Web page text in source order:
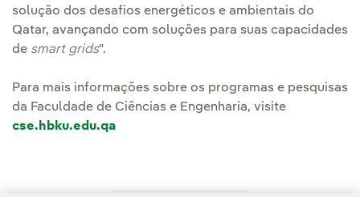
solução dos desafios energéticos e ambientais do
Qatar, avançando com soluções para suas capacidades
de smart grids".
Para mais informações sobre os programas e pesquisas
da Faculdade de Ciências e Engenharia, visite
cse.hbku.edu.qa